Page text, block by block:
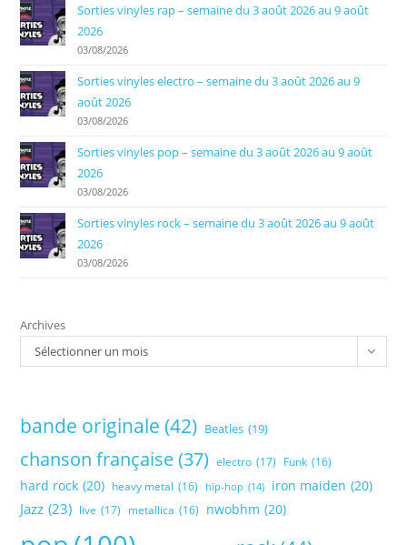
Sorties vinyles rap – semaine du 3 août 2026 au 9 août
2026
03/08/2026
Sorties vinyles electro – semaine du 3 août 2026 au 9
août 2026
03/08/2026
Sorties vinyles pop – semaine du 3 août 2026 au 9 août
2026
03/08/2026
Sorties vinyles rock – semaine du 3 août 2026 au 9 août
2026
03/08/2026
Archives
Sélectionner un mois
bande originale (42) Beatles (19)
chanson française (37) electro (17) Funk (16)
hard rock (20) heavy metal (16) hip-hop (14) iron maiden (20)
Jazz (23) live (17) metallica (16) nwobhm (20)